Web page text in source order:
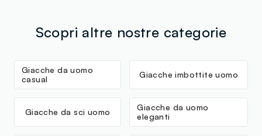
Scopri altre nostre categorie
Giacche da uomo
casual
Giacche imbottite uomo
Giacche da sci uomo
Giacche da uomo
eleganti